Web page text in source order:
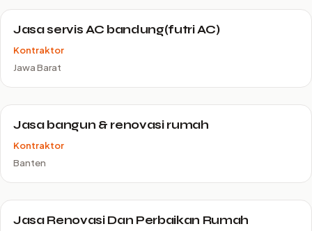
Jasa servis AC bandung(futri AC)
Kontraktor
Jawa Barat
Jasa bangun & renovasi rumah
Kontraktor
Banten
Jasa Renovasi Dan Perbaikan Rumah